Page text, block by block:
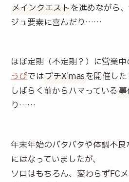
メインクエストを進めながら
ジュ要素に喜んだり……
ほぼ定期（不定期？）に営業中
うびではプチX’masを開催した
しばらく前からハマっている
り……
年末年始のバタバタや体調不
にはなっていましたが、
ソロはもちろん、変わらずFC